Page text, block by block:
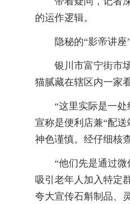
的运作逻辑。
隐秘的“影帝讲
银川市富宁街市场
猫腻藏在辖区内一家
“这里实际是一处
宣称是便利店兼“配
神色谨慎。经仔细核
“他们先是通过微信
吸引老年人加入特定
夸大宣传石斛制品、